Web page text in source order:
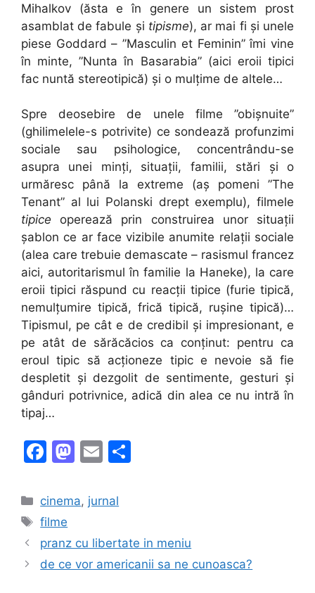
Mihalkov (ăsta e în genere un sistem prost
asamblat de fabule și tipisme), ar mai fi și unele
piese Goddard – ”Masculin et Feminin” îmi vine
în minte, ”Nunta în Basarabia” (aici eroii tipici
fac nuntă stereotipică) și o mulțime de altele…
Spre deosebire de unele filme ”obișnuite”
(ghilimelele-s potrivite) ce sondează profunzimi
sociale sau psihologice, concentrându-se
asupra unei minți, situații, familii, stări și o
urmăresc până la extreme (aș pomeni ”The
Tenant” al lui Polanski drept exemplu), filmele
tipice operează prin construirea unor situații
șablon ce ar face vizibile anumite relații sociale
(alea care trebuie demascate – rasismul francez
aici, autoritarismul în familie la Haneke), la care
eroii tipici răspund cu reacții tipice (furie tipică,
nemulțumire tipică, frică tipică, rușine tipică)…
Tipismul, pe cât e de credibil și impresionant, e
pe atât de sărăcăcios ca conținut: pentru ca
eroul tipic să acționeze tipic e nevoie să fie
despletit și dezgolit de sentimente, gesturi și
gânduri potrivnice, adică din alea ce nu intră în
tipaj…
F
c
e
b
o
M
st
d
o
E
ai
Categories
cinema, jurnal
Tags
filme
pranz cu libertate in meniu
de ce vor americanii sa ne cunoasca?